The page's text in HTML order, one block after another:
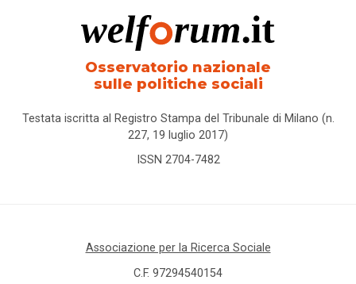
Osservatorio nazionale
sulle politiche sociali
Testata iscritta al Registro Stampa del Tribunale di Milano (n.
227, 19 luglio 2017)
ISSN 2704-7482
Associazione per la Ricerca Sociale
C.F. 97294540154